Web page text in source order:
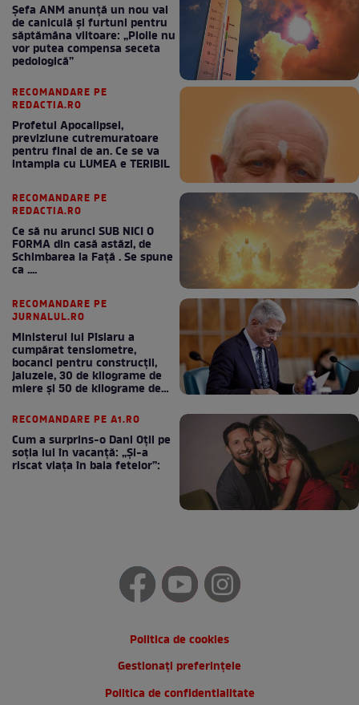
Șefa ANM anunță un nou val
de caniculă și furtuni pentru
săptămâna viitoare: „Ploile nu
vor putea compensa seceta
pedologică”
RECOMANDARE PE
REDACTIA.RO
Profetul Apocalipsei,
previziune cutremuratoare
pentru final de an. Ce se va
intampla cu LUMEA e TERIBIL
RECOMANDARE PE
REDACTIA.RO
Ce să nu arunci SUB NICI O
FORMA din casă astăzi, de
Schimbarea la Față . Se spune
ca ....
RECOMANDARE PE
JURNALUL.RO
Ministerul lui Pîslaru a
cumpărat tensiometre,
bocanci pentru construcții,
jaluzele, 30 de kilograme de
miere și 50 de kilograme de
RECOMANDARE PE A1.RO
Cum a surprins-o Dani Oțil pe
soția lui în vacanță: „Și-a
riscat viața în baia fetelor”:
Politica de cookies
Gestionați preferințele
Politica de confidentialitate